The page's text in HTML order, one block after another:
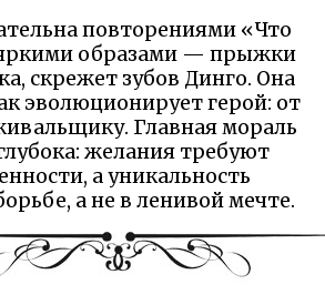
повторениями «Что
образами — прыжки
скрежет зубов Динго. Она
эволюционирует герой: от
Главная мораль
желания требуют
а уникальность
а не в ленивой мечте.